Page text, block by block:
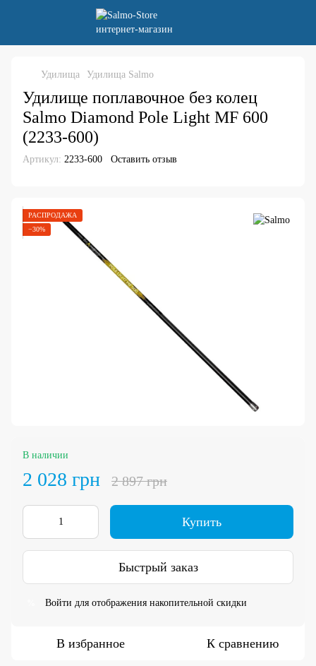
Удилища Удилища Salmo
Удилище поплавочное без колец
Salmo Diamond Pole Light MF 600
(2233-600)
Артикул: 2233-600 Оставить отзыв
РАСПРОДАЖА
−30%
В наличии
2 028 грн 2 897 грн
Купить
Быстрый заказ
Войти для отображения накопительной скидки
В избранное К сравнению